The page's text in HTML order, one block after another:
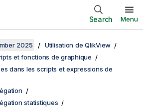
Search Menu
2025
Utilisation de QlikView
et fonctions de graphique
dans les scripts et expressions de
statistiques